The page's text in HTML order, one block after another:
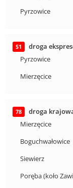
Pyrzowice
S1
droga
Pyrzowice
Mierzęcice
78
droga
Mierzęcice
Boguchwałowice
Siewierz
Poręba (koło